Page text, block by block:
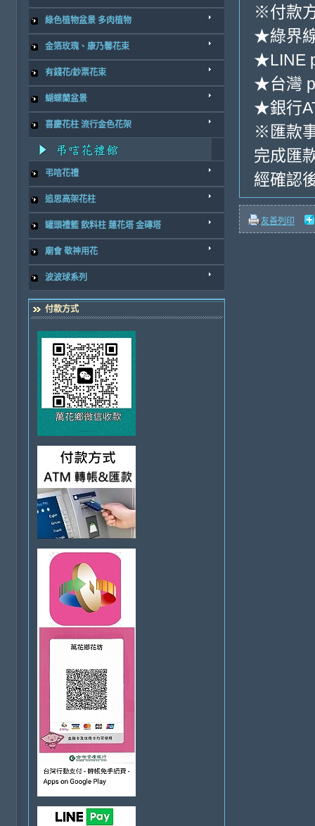
綠色植物盆景 多肉植物
金箔玫瑰、康乃馨花束
有錢花/鈔票花束
蝴蝶蘭盆景
喜慶花柱 流行金色花架
弔唁花禮
追思高架花柱
罐頭禮籃 飲料柱 蓮花塔 金磚塔
廟會 敬神用花
波波球系列
付款方式
※付款
★綠界
★LINE
★台灣
★銀行
※匯款
完成匯
經確認
友善列印